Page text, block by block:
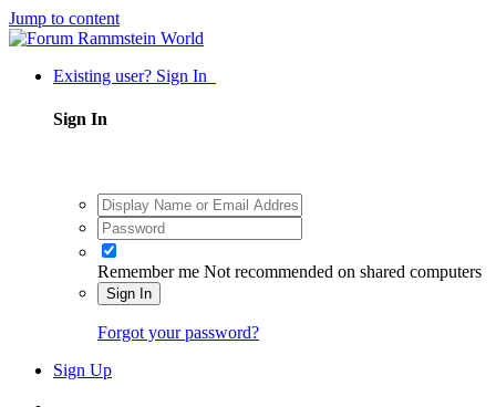
Jump to content
Existing user? Sign In
Sign In
Remember me Not recommended on shared computers
Sign In
Forgot your password?
Sign Up